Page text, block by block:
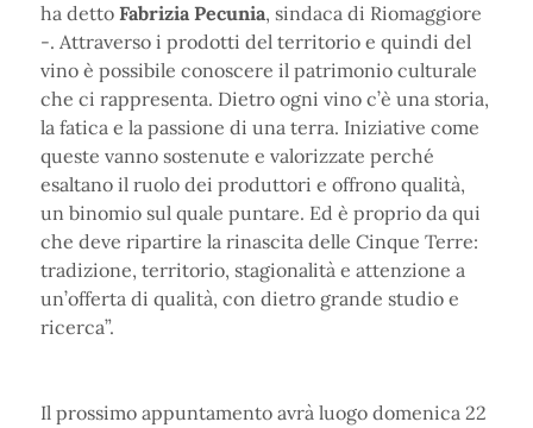
ha detto Fabrizia Pecunia, sindaca di Riomaggiore
-. Attraverso i prodotti del territorio e quindi del
vino è possibile conoscere il patrimonio culturale
che ci rappresenta. Dietro ogni vino c’è una storia,
la fatica e la passione di una terra. Iniziative come
queste vanno sostenute e valorizzate perché
esaltano il ruolo dei produttori e offrono qualità,
un binomio sul quale puntare. Ed è proprio da qui
che deve ripartire la rinascita delle Cinque Terre:
tradizione, territorio, stagionalità e attenzione a
un’offerta di qualità, con dietro grande studio e
ricerca”.
Il prossimo appuntamento avrà luogo domenica 22